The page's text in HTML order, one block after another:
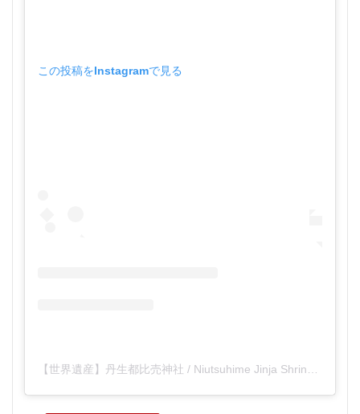
この投稿をInstagramで見る